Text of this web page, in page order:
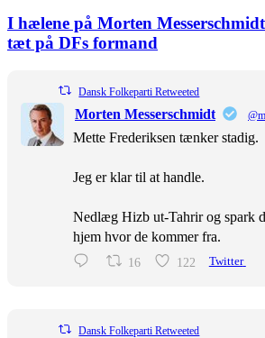
I hælene på Morten
tæt på DFs formand
Dansk Folkeparti Retweeted
Morten Messerschmidt
Mette Frederiksen tænker stadig.
Jeg er klar til at handle.
Nedlæg Hizb ut-Tahrir og spark
hjem hvor de kommer fra.
16 122 Twitter
Dansk Folkeparti Retweeted